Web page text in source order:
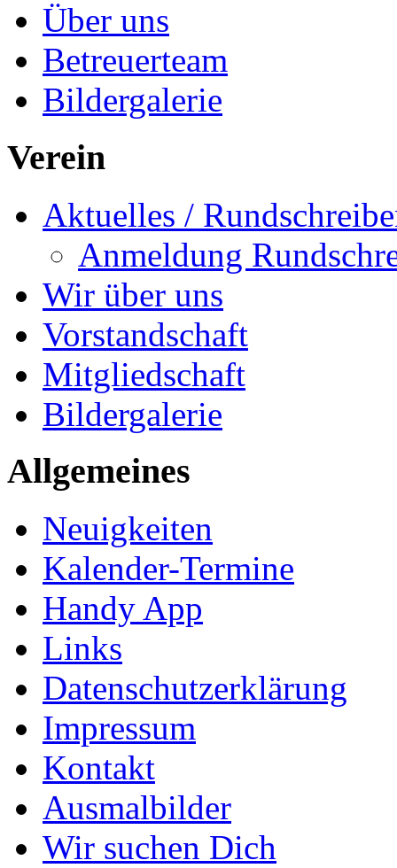
Über uns
Betreuerteam
Bildergalerie
Verein
Aktuelles /
Anmeldung
Wir über uns
Vorstandschaft
Mitgliedschaft
Bildergalerie
Allgemeines
Neuigkeiten
Kalender-Termine
Handy App
Links
Datenschutzerklärung
Impressum
Kontakt
Ausmalbilder
Wir suchen Dich